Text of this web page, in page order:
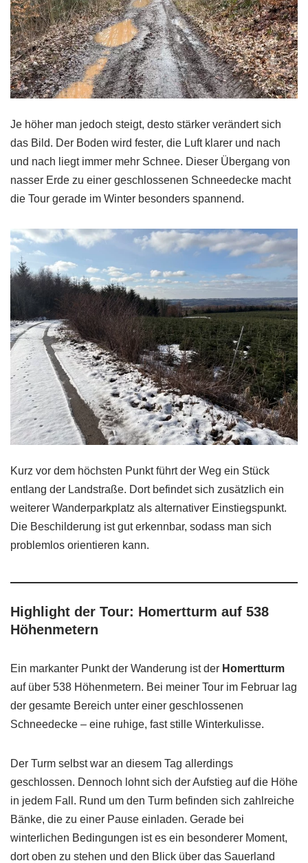
Je höher man jedoch steigt, desto stärker verändert sich
das Bild. Der Boden wird fester, die Luft klarer und nach
und nach liegt immer mehr Schnee. Dieser Übergang von
nasser Erde zu einer geschlossenen Schneedecke macht
die Tour gerade im Winter besonders spannend.
Kurz vor dem höchsten Punkt führt der Weg ein Stück
entlang der Landstraße. Dort befindet sich zusätzlich ein
weiterer Wanderparkplatz als alternativer Einstiegspunkt.
Die Beschilderung ist gut erkennbar, sodass man sich
problemlos orientieren kann.
Highlight der Tour: Homertturm auf 538
Höhenmetern
Ein markanter Punkt der Wanderung ist der Homertturm
auf über 538 Höhenmetern. Bei meiner Tour im Februar lag
der gesamte Bereich unter einer geschlossenen
Schneedecke – eine ruhige, fast stille Winterkulisse.
Der Turm selbst war an diesem Tag allerdings
geschlossen. Dennoch lohnt sich der Aufstieg auf die Höhe
in jedem Fall. Rund um den Turm befinden sich zahlreiche
Bänke, die zu einer Pause einladen. Gerade bei
winterlichen Bedingungen ist es ein besonderer Moment,
dort oben zu stehen und den Blick über das Sauerland